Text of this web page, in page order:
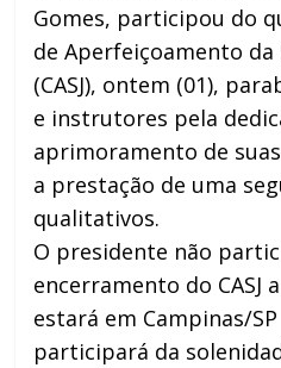
Gomes, participou do
de Aperfeiçoamento da
(CASJ), ontem (01),
e instrutores pela
aprimoramento de
a prestação de uma
qualitativos.
O presidente não
encerramento do CASJ
estará em Campinas/
participará da